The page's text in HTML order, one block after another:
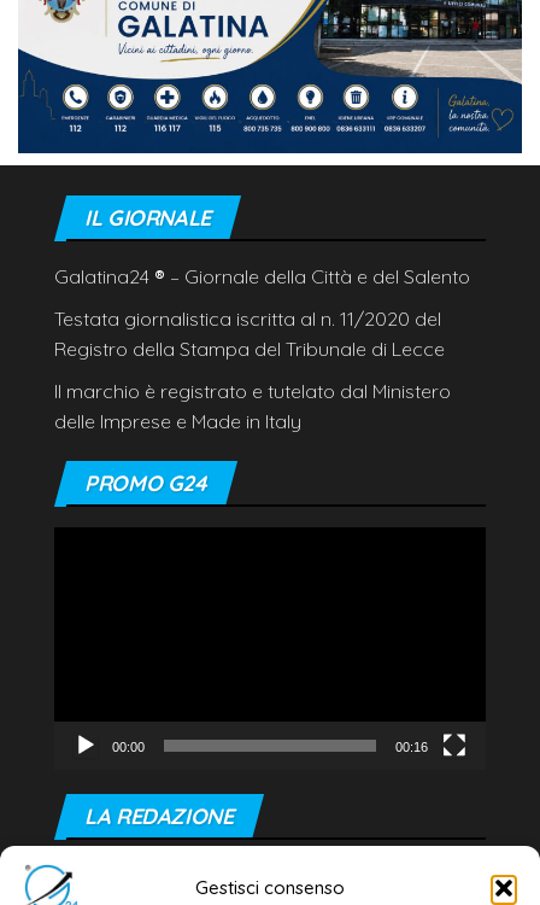
Gestisci consenso
IL GIORNALE
Galatina24 ® – Giornale della Città e del Salento
Testata giornalistica iscritta al n. 11/2020 del
Registro della Stampa del Tribunale di Lecce
Il marchio è registrato e tutelato dal Ministero
delle Imprese e Made in Italy
PROMO G24
00:00 00:16
LA REDAZIONE
Editore e direttore responsabile: